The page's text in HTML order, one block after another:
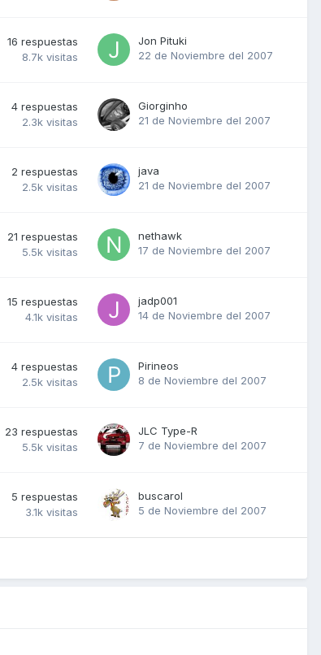
16 respuestas
8.7k visitas
Jon Pituki
22 de Noviembre del 2007
4 respuestas
2.3k visitas
Giorginho
21 de Noviembre del 2007
2 respuestas
2.5k visitas
java
21 de Noviembre del 2007
21 respuestas
5.5k visitas
nethawk
17 de Noviembre del 2007
15 respuestas
4.1k visitas
jadp001
14 de Noviembre del 2007
4 respuestas
2.5k visitas
Pirineos
8 de Noviembre del 2007
23 respuestas
5.5k visitas
JLC Type-R
7 de Noviembre del 2007
5 respuestas
3.1k visitas
buscarol
5 de Noviembre del 2007